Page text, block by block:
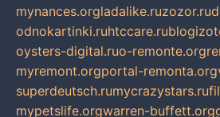
mynances.orgladalike.ruzozor.ru
odnokartinki.ruhtccare.ru
oysters-digital.ruo-remonte.org
myremont.orgportal-remonta.org
superdeutsch.rumycrazystars.ru
mypetslife.orgwarren-buffett.org